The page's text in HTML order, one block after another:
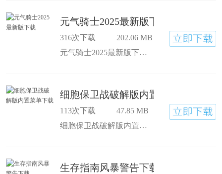
元气骑士2025最新版下载
316次下载
202.06 MB
元气骑士2025最新版下载的全自动瞄准系统，制动打击你的对手，和朋友组队并肩作战，元气骑士内置修改器2025最新版下载的操作简单，配合着闯关卡，捡起怪物掉落的装备随便用，打得多捡得多，装备越好打起来越有劲
细胞保卫战破解版内置菜单下载
113次下载
47.85 MB
细胞保卫战破解版内置菜单下载里的每个病毒行动轨迹都不一样，游戏里要收集矿物质、有机物这些资源，用对了能帮着打胜仗，微信细胞保卫战小游戏下载的画风很特别，带着科技的神秘感，看着舒服又新鲜
生存指南风暴警告下载